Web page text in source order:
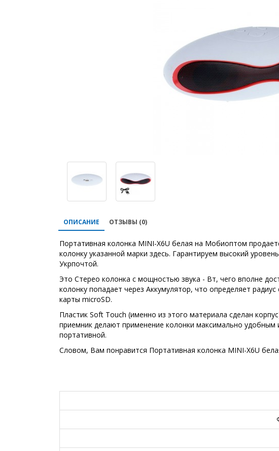
ОПИСАНИЕ ОТЗЫВЫ (0)
Портативная колонка MINI-X6U белая на Мобиоптом
колонку указанной марки здесь. Гарантируем высокий
Укрпочтой.
Это Стерео колонка с мощностью звука - Вт, чего вполне
колонку попадает через Аккумулятор, что определяет
карты microSD.
Пластик Soft Touch (именно из этого материала сделан
приемник делают применение колонки максимально
портативной.
Словом, Вам понравится Портативная колонка MINI-X6U